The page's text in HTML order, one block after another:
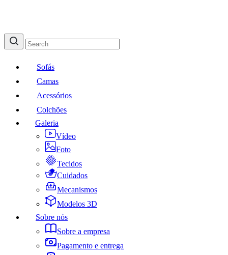
Sofás
Camas
Acessórios
Colchões
Galeria
Vídeo
Foto
Tecidos
Cuidados
Mecanismos
Modelos 3D
Sobre nós
Sobre a empresa
Pagamento e entrega